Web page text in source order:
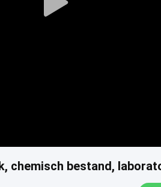
Play
chemisch bestand,